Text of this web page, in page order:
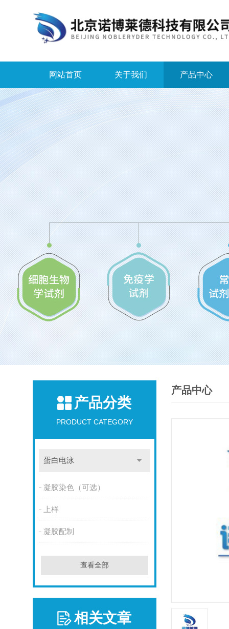
网站首页 关于我们 产品中心
产品分类
PRODUCT CATEGORY
蛋白电泳
凝胶染色（可选）
上样
凝胶配制
查看全部
相关文章
产品中心